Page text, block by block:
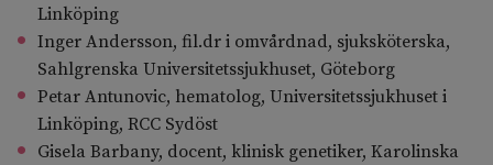
Linköping
Inger Andersson, fil.dr i omvårdnad, sjuksköterska,
Sahlgrenska Universitetssjukhuset, Göteborg
Petar Antunovic, hematolog, Universitetssjukhuset i
Linköping, RCC Sydöst
Gisela Barbany, docent, klinisk genetiker, Karolinska